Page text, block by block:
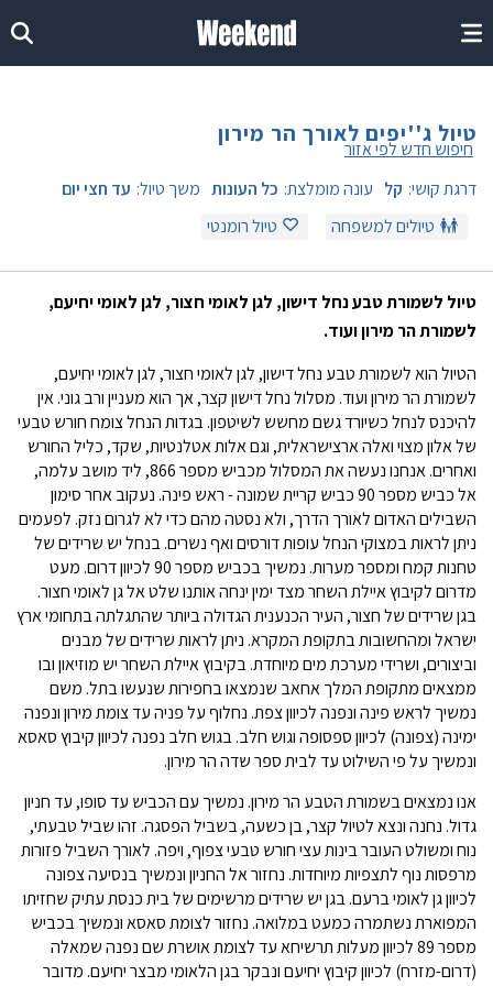
טיול ג''יפים לאורך הר מירון
חיפוש חדש לפי אזור
טיול לשמורת טבע נחל דישון, לגן לאומי חצור, לגן לאומי יחיעם,
לשמורת הר מירון ועוד.
דרגת קושי: קל עונה מומלצת: כל העונות משך טיול: עד חצי יום
טיולים למשפחה
טיול רומנטי
הטיול הוא לשמורת טבע נחל דישון, לגן לאומי חצור, לגן לאומי יחיעם,
לשמורת הר מירון ועוד. מסלול נחל דישון קצר, אך הוא מעניין ורב גוני. אין
להיכנס לנחל כשיורד גשם מחשש לשיטפון. בגדות הנחל צומח חורש טבעי
של אלון מצוי ואלה ארצישראלית, וגם אלות אטלנטיות, שקד, כליל החורש
ואחרים. אנחנו נעשה את המסלול מכביש מספר 866, ליד מושב עלמה,
אל כביש מספר 90 כביש קריית שמונה - ראש פינה. נעקוב אחר סימון
השבילים האדום לאורך הדרך, ולא נסטה מהם כדי לא לגרום נזק. לפעמים
ניתן לראות במצוקי הנחל עופות דורסים ואף נשרים. בנחל יש שרידים של
טחנות קמח ומספר מערות. נמשיך בכביש מספר 90 לכיוון דרום. מעט
מדרום לקיבוץ איילת השחר מצד ימין ינחה אותנו שלט אל גן לאומי חצור.
בגן שרידים של חצור, העיר הכנענית הגדולה ביותר שהתגלתה בתחומי ארץ
ישראל ומהחשובות בתקופת המקרא. ניתן לראות שרידים של מבנים
וביצורים, ושרידי מערכת מים מיוחדת. בקיבוץ איילת השחר יש מוזיאון ובו
ממצאים מתקופת המלך אחאב שנמצאו בחפירות שנעשו בתל. משם
נמשיך לראש פינה ונפנה לכיוון צפת. נחלוף על פניה עד צומת מירון ונפנה
ימינה (צפונה) לכיוון ספסופה וגוש חלב. בגוש חלב נפנה לכיוון קיבוץ סאסא
ונמשיך על פי השילוט עד לבית ספר שדה הר מירון.
אנו נמצאים בשמורת הטבע הר מירון. נמשיך עם הכביש עד סופו, עד חניון
גדול. נחנה ונצא לטיול קצר, בן כשעה, בשביל הפסגה. זהו שביל טבעתי,
נוח ומשולט העובר בינות עצי חורש טבעי צפוף, ויפה. לאורך השביל פזורות
מרפסות נוף לתצפיות מיוחדות. נחזור אל החניון ונמשיך בנסיעה צפונה
לכיוון גן לאומי ברעם. בגן יש שרידים מרשימים של בית כנסת עתיק שחזיתו
המפוארת נשתמרה כמעט במלואה. נחזור לצומת סאסא ונמשיך בכביש
מספר 89 לכיוון מעלות תרשיחא עד לצומת אושרת שם נפנה שמאלה
(דרום-מזרח) לכיוון קיבוץ יחיעם ונבקר בגן הלאומי מבצר יחיעם. מדובר